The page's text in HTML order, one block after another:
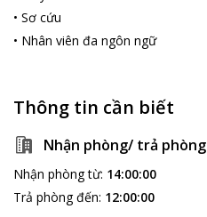
• Sơ cứu
• Nhân viên đa ngôn ngữ
Thông tin cần biết
Nhận phòng/ trả phòng
Nhận phòng từ: 14:00:00
Trả phòng đến: 12:00:00